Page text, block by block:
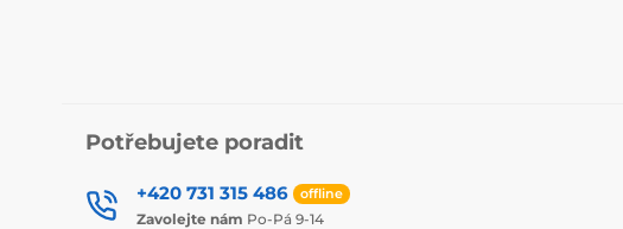
Potřebujete poradit
+420 731 315 486 offline
Zavolejte nám Po-Pá 9-14